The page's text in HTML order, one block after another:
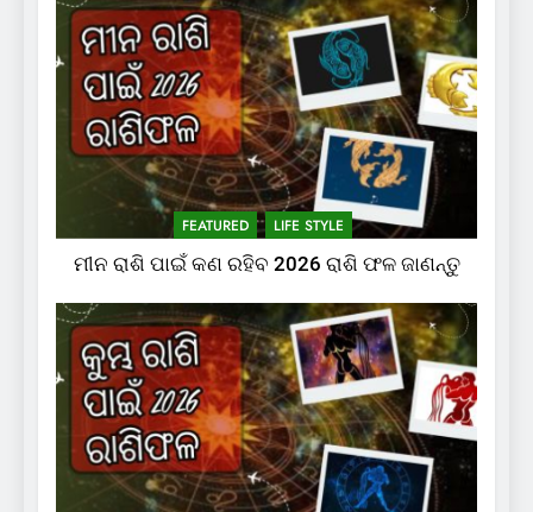
FEATURED LIFE STYLE
ମୀନ ରାଶି ପାଇଁ କଣ ରହିବ 2026 ରାଶି ଫଳ ଜାଣନ୍ତୁ